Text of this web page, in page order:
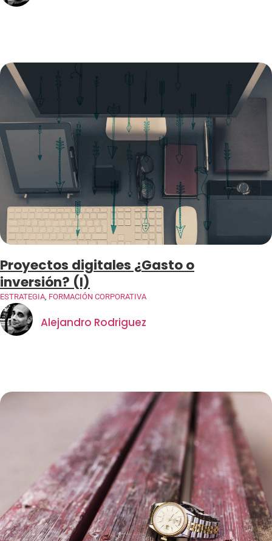
Proyectos digitales ¿Gasto o
inversión? (I)
ESTRATEGIA FORMACIÓN CORPORATIVA
Alejandro Rodriguez